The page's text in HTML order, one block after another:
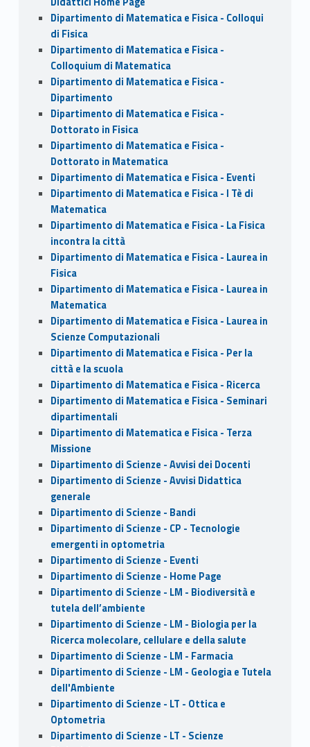
Dipartimento di Matematica e Fisica - Colloqui
di Fisica
Dipartimento di Matematica e Fisica -
Colloquium di Matematica
Dipartimento di Matematica e Fisica -
Dipartimento
Dipartimento di Matematica e Fisica -
Dottorato in Fisica
Dipartimento di Matematica e Fisica -
Dottorato in Matematica
Dipartimento di Matematica e Fisica - Eventi
Dipartimento di Matematica e Fisica - I Tè di
Matematica
Dipartimento di Matematica e Fisica - La Fisica
incontra la città
Dipartimento di Matematica e Fisica - Laurea in
Fisica
Dipartimento di Matematica e Fisica - Laurea in
Matematica
Dipartimento di Matematica e Fisica - Laurea in
Scienze Computazionali
Dipartimento di Matematica e Fisica - Per la
città e la scuola
Dipartimento di Matematica e Fisica - Ricerca
Dipartimento di Matematica e Fisica - Seminari
dipartimentali
Dipartimento di Matematica e Fisica - Terza
Missione
Dipartimento di Scienze - Avvisi dei Docenti
Dipartimento di Scienze - Avvisi Didattica
generale
Dipartimento di Scienze - Bandi
Dipartimento di Scienze - CP - Tecnologie
emergenti in optometria
Dipartimento di Scienze - Eventi
Dipartimento di Scienze - Home Page
Dipartimento di Scienze - LM - Biodiversità e
tutela dell’ambiente
Dipartimento di Scienze - LM - Biologia per la
Ricerca molecolare, cellulare e della salute
Dipartimento di Scienze - LM - Farmacia
Dipartimento di Scienze - LM - Geologia e Tutela
dell'Ambiente
Dipartimento di Scienze - LT - Ottica e
Optometria
Dipartimento di Scienze - LT - Scienze